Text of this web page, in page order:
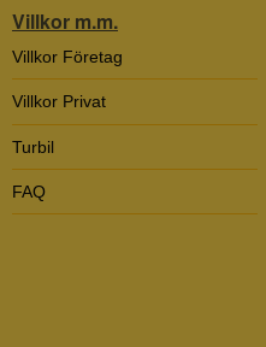
Villkor m.m.
Villkor Företag
Villkor Privat
Turbil
FAQ